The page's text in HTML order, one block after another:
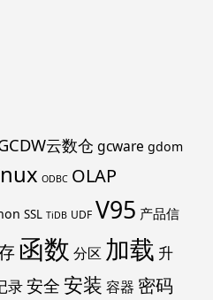
云数仓 gcware gdom
ODBC OLAP
SSL TiDB UDF V95 产品信
函数 分区 加载 升
录安全安装 容器 密码